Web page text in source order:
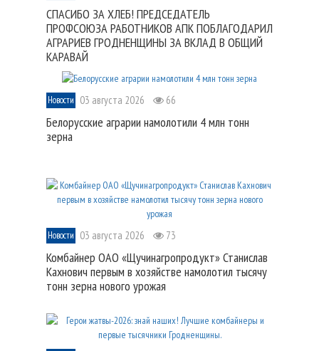
СПАСИБО ЗА ХЛЕБ! ПРЕДСЕДАТЕЛЬ
ПРОФСОЮЗА РАБОТНИКОВ АПК ПОБЛАГОДАРИЛ
АГРАРИЕВ ГРОДНЕНЩИНЫ ЗА ВКЛАД В ОБЩИЙ
КАРАВАЙ
Новости 03 августа 2026 66
Белорусские аграрии намолотили 4 млн тонн
зерна
Новости 03 августа 2026 73
Комбайнер ОАО «Щучинагропродукт» Станислав
Кахнович первым в хозяйстве намолотил тысячу
тонн зерна нового урожая